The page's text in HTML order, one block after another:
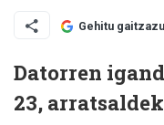
Gehitu
Datorren
23,